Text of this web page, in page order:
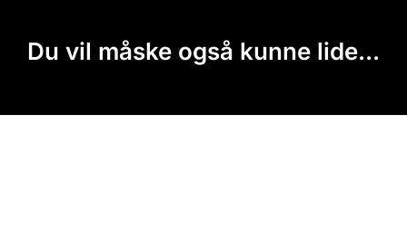
Du vil måske også kunne lide...